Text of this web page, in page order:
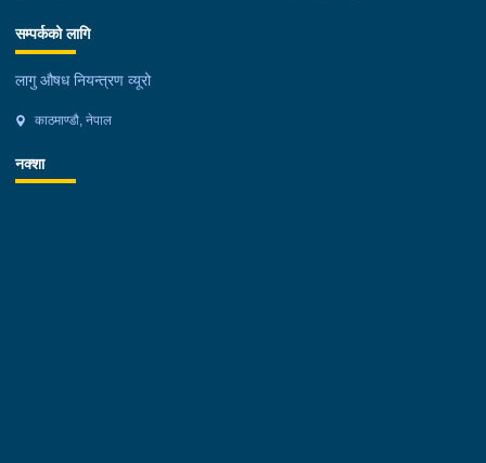
सम्पर्कको लागि
लागु औषध नियन्त्रण व्यूरो
काठमाण्डौ, नेपाल
नक्शा